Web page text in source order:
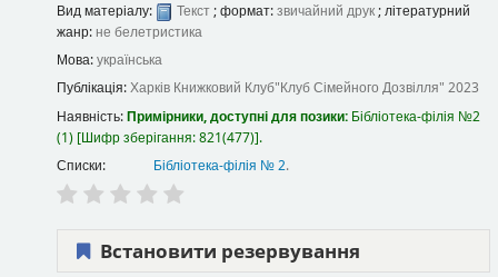
Вид матеріалу:
Текст; формат:звичайний друк; літературний
жанр: не белетристика
Мова:українська
Публікація:Харків Книжковий Клуб"Клуб Сімейного Дозвілля" 2023
Наявність:Примірники, доступні для позики: Бібліотека-філія №2
(1) Шифр зберігання:821(477) .
Списки:
Бібліотека-філія № 2.
Встановити резервування